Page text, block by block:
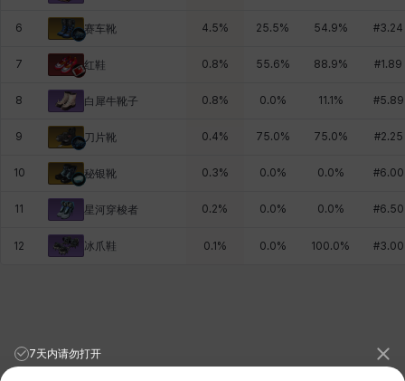
6 赛车靴 4.5% 25.5% 54.9% #3.24
7 红鞋 0.8% 55.6% 88.9% #1.89
8 白犀牛靴子 0.8% 0.0% 11.1 % #5.89
9 刀片靴 0.4% 75.0% 75.0% #2.25
10 秘银靴 0.3% 0.0% 0.0% #6.00
11 星河穿梭者 0.2% 0.0% 0.0% #6.50
12 冰爪鞋 0.1 % 0.0% 100.0% #3.00
7天内请勿打开